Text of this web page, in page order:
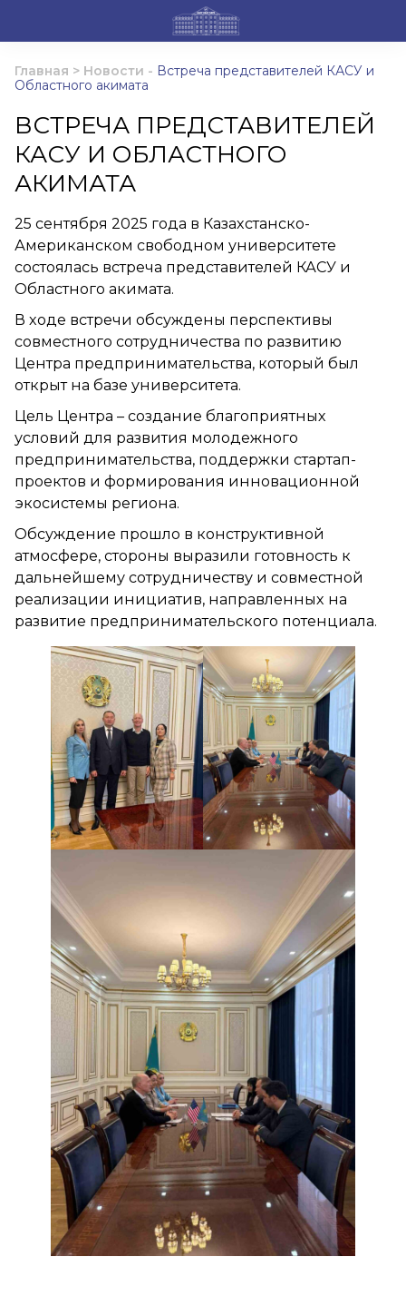
Главная > Новости - Встреча представителей КАСУ и
Областного акимата
ВСТРЕЧА ПРЕДСТАВИТЕЛЕЙ
КАСУ И ОБЛАСТНОГО
АКИМАТА
25 сентября 2025 года в Казахстанско-
Американском свободном университете
состоялась встреча представителей КАСУ и
Областного акимата.
В ходе встречи обсуждены перспективы
совместного сотрудничества по развитию
Центра предпринимательства, который был
открыт на базе университета.
Цель Центра – создание благоприятных
условий для развития молодежного
предпринимательства, поддержки стартап-
проектов и формирования инновационной
экосистемы региона.
Обсуждение прошло в конструктивной
атмосфере, стороны выразили готовность к
дальнейшему сотрудничеству и совместной
реализации инициатив, направленных на
развитие предпринимательского потенциала.